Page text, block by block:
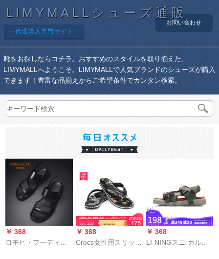
LIMYMALLシューズ通販
代理購入専門サイト
お問い合わせ
靴をお探しならコチラ。おすすめのスタイルを取り揃えた、
LIMYMALLへようこそ。LIMYMALLで人気ブランドのシューズが購入
できます！豊富な品揃えからご希望条件でカンタン検索。
￥ 368
ロモヒ・フーディ軽
￥ 368
Crocs女性用スリッパ
￥ 368
LI-NINGスニ-カルフ